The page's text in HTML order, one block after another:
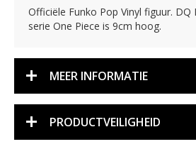
Officiële Funko Pop Vinyl figuur.
serie One Piece is 9cm hoog.
MEER INFORMATIE
PRODUCTVEILIGHEID